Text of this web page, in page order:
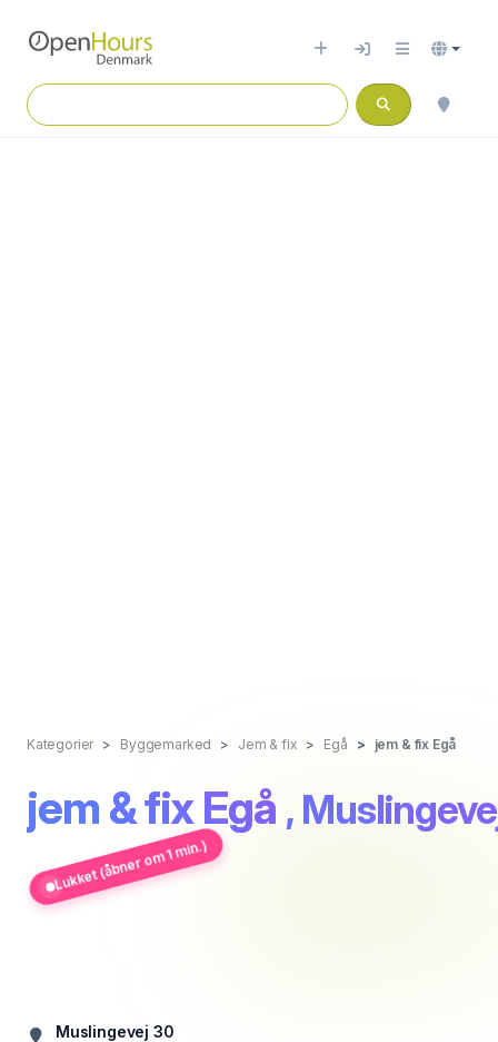
Kategorier Byggemarked Jem & fix Egå jem & fix Egå
jem & fix Egå ,
Lukket (åbner om 1 min.)
Muslingevej 30